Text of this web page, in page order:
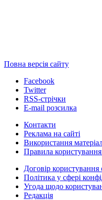
Повна версія сайту
Facebook
Twitter
RSS-стрічки
E-mail розсилка
Контакти
Реклама на сайті
Використання
Правила
Договір користування
Політика у сфері
Угода щодо
Редакція